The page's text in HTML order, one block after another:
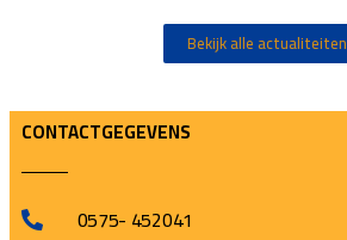
Bekijk alle actualiteiten
CONTACTGEGEVENS
0575- 452041